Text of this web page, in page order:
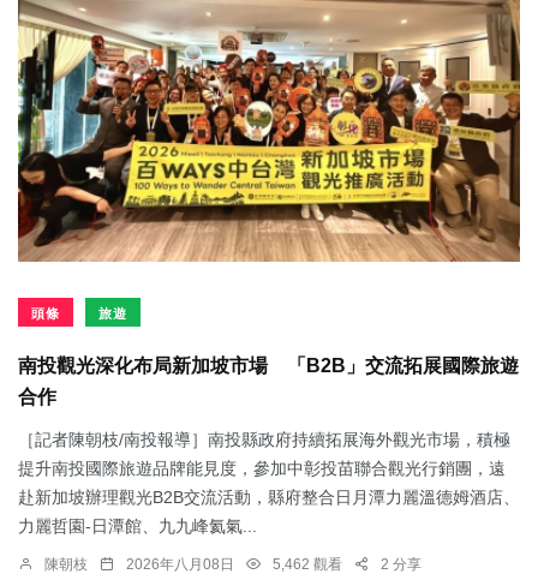
頭條 旅遊
南投觀光深化布局新加坡市場 「B2B」交流拓展國際旅遊
合作
［記者陳朝枝/南投報導］南投縣政府持續拓展海外觀光市場，積極
提升南投國際旅遊品牌能見度，參加中彰投苗聯合觀光行銷團，遠
赴新加坡辦理觀光B2B交流活動，縣府整合日月潭力麗溫德姆酒店、
力麗哲園-日潭館、九九峰氦氣...
陳朝枝 2026年八月08日 5,462 觀看 2 分享